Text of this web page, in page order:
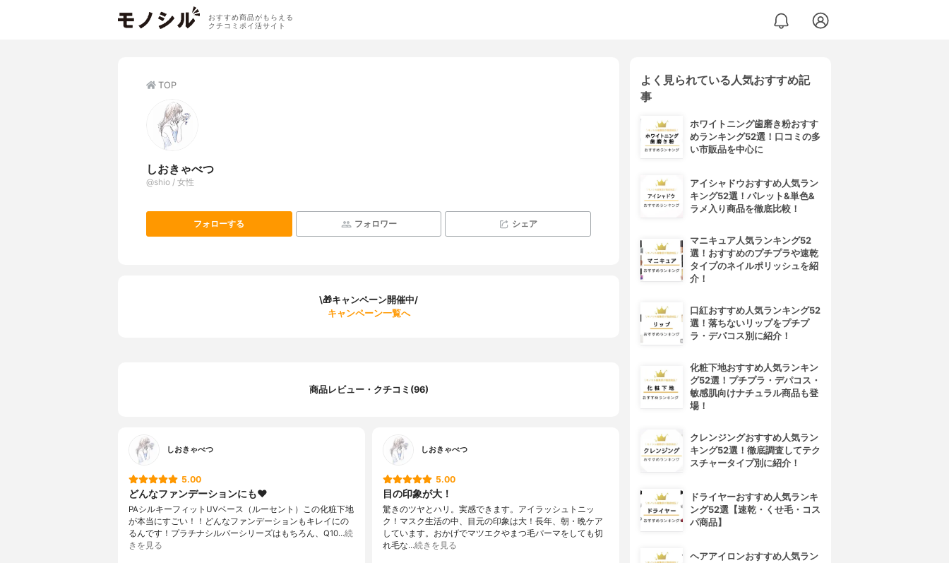
おすすめ商品がもらえる
クチコミポイ活サイト
TOP
しおきゃべつ
@shio / 女性
フォローする フォロワー シェア
\🎁キャンペーン開催中/
キャンペーン一覧へ
商品レビュー・クチコミ(96)
しおきゃべつ
5.00
どんなファンデーションにも❤️
PAシルキーフィットUVベース（ルーセント）この化粧下地
が本当にすごい！！どんなファンデーションもキレイにの
るんです！プラチナシルバーシリーズはもちろん、Q10…続
きを見る
しおきゃべつ
5.00
目の印象が大！
驚きのツヤとハリ。実感できます。アイラッシュトニッ
ク！マスク生活の中、目元の印象は大！長年、朝・晩ケア
しています。おかげでマツエクやまつ毛パーマをしても切
れ毛な…続きを見る
よく見られている人気おすすめ記
事
ホワイトニング歯磨き粉おすす
めランキング52選！口コミの多
い市販品を中心に
アイシャドウおすすめ人気ラン
キング52選！パレット&単色&
ラメ入り商品を徹底比較！
マニキュア人気ランキング52
選！おすすめのプチプラや速乾
タイプのネイルポリッシュを紹
介！
口紅おすすめ人気ランキング52
選！落ちないリップをプチプ
ラ・デパコス別に紹介！
化粧下地おすすめ人気ランキン
グ52選！プチプラ・デパコス・
敏感肌向けナチュラル商品も登
場！
クレンジングおすすめ人気ラン
キング52選！徹底調査してテク
スチャータイプ別に紹介！
ドライヤーおすすめ人気ランキ
ング52選【速乾・くせ毛・コス
パ商品】
ヘアアイロンおすすめ人気ラン